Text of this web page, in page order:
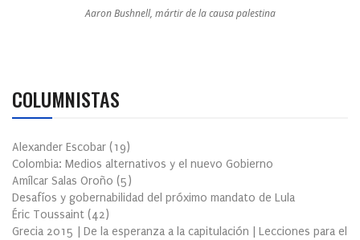
Aaron Bushnell, mártir de la causa palestina
COLUMNISTAS
Alexander Escobar (19)
Colombia: Medios alternativos y el nuevo Gobierno
Amílcar Salas Oroño (5)
Desafíos y gobernabilidad del próximo mandato de Lula
Éric Toussaint (42)
Grecia 2015 | De la esperanza a la capitulación | Lecciones para el